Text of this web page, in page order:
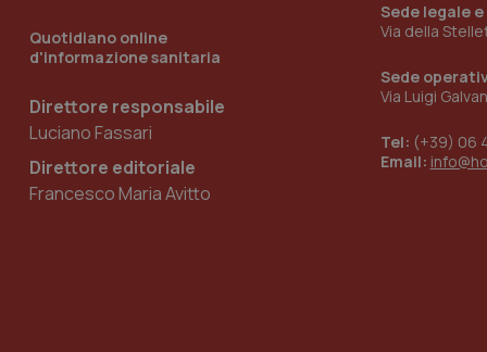
Quotidiano online
d'informazione sanitaria
Direttore responsabile
Luciano Fassari
Direttore editoriale
Francesco Maria Avitto
Sede legale
Via della
Sede
Via Luigi
Tel: (+39) 06
Email:
Nome
_ga_0VMQEQKQ1N
Nome
__Secure-YNID